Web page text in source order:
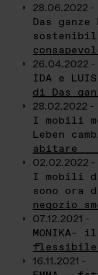
28.06.2022 -
Das
26.04.2022 -
IDA e
di Das
28.02.2022 -
I mobili
Leben
abitare
02.02.2022 -
I mobili di
sono ora
negozio
07.12.2021 -
MONIKA–
flessibile
16.11.2021 -